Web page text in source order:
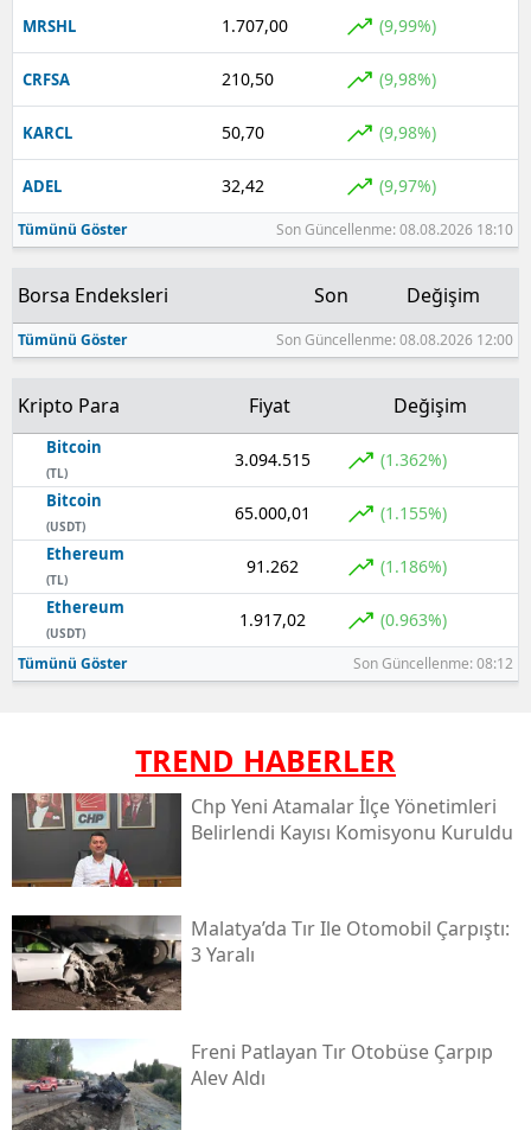
MRSHL 1.707,00 (9,99%)
CRFSA 210,50 (9,98%)
KARCL 50,70 (9,98%)
ADEL 32,42 (9,97%)
Tümünü Göster Son Güncellenme: 08.08.2026 18:10
Borsa Endeksleri Son Değişim
Tümünü Göster Son Güncellenme: 08.08.2026 12:00
Kripto Para Fiyat Değişim
Bitcoin
(TL)
3.094.515 (1.362%)
Bitcoin
(USDT)
65.000,01 (1.155%)
Ethereum
(TL)
91.262 (1.186%)
Ethereum
(USDT)
1.917,02 (0.963%)
Tümünü Göster Son Güncellenme: 08:12
TREND HABERLER
Chp Yeni Atamalar İlçe Yönetimleri
Belirlendi Kayısı Komisyonu Kuruldu
Malatya’da Tır Ile Otomobil Çarpıştı:
3 Yaralı
Freni Patlayan Tır Otobüse Çarpıp
Alev Aldı